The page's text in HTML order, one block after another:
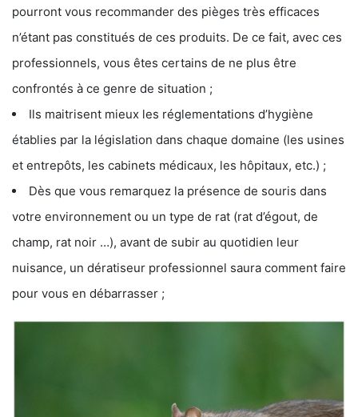
pourront vous recommander des pièges très efficaces
n’étant pas constitués de ces produits. De ce fait, avec ces
professionnels, vous êtes certains de ne plus être
confrontés à ce genre de situation ;
Ils maitrisent mieux les réglementations d’hygiène
établies par la législation dans chaque domaine (les usines
et entrepôts, les cabinets médicaux, les hôpitaux, etc.) ;
Dès que vous remarquez la présence de souris dans
votre environnement ou un type de rat (rat d’égout, de
champ, rat noir …), avant de subir au quotidien leur
nuisance, un dératiseur professionnel saura comment faire
pour vous en débarrasser ;